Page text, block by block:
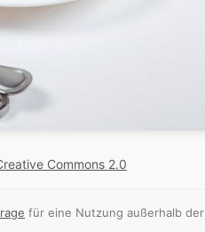
Commons 2.0
für eine Nutzung außerhalb der